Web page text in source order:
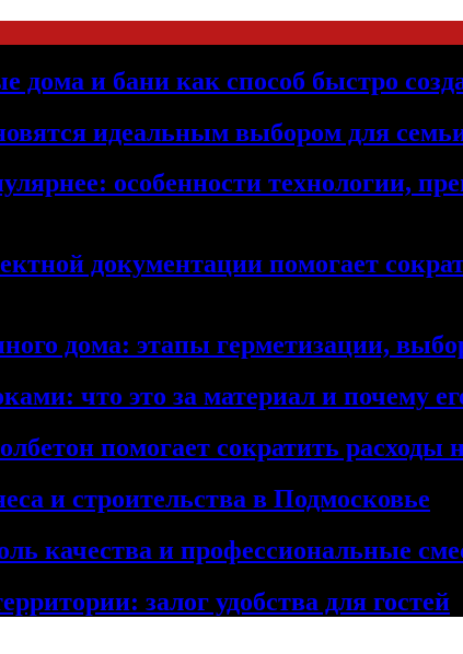
дома и бани как способ быстро
идеальным выбором для
особенности технологии,
документации помогает
дома: этапы герметизации,
что это за материал и почему
помогает сократить расходы
и строительства в Подмосковье
качества и профессиональные
залог удобства для гостей